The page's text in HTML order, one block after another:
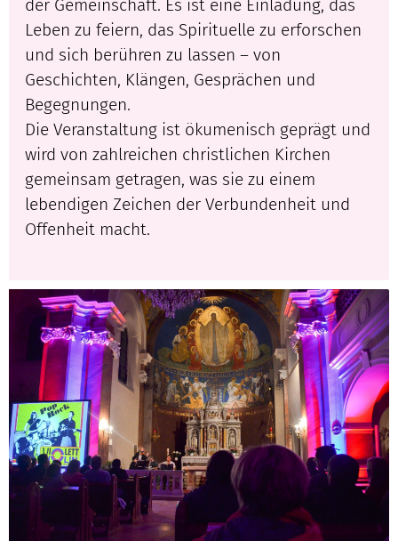
der Gemeinschaft. Es ist eine Einladung, das
Leben zu feiern, das Spirituelle zu erforschen
und sich berühren zu lassen – von
Geschichten, Klängen, Gesprächen und
Begegnungen.
Die Veranstaltung ist ökumenisch geprägt und
wird von zahlreichen christlichen Kirchen
gemeinsam getragen, was sie zu einem
lebendigen Zeichen der Verbundenheit und
Offenheit macht.